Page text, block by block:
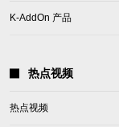
K-AddOn 产品
热点视频
热点视频